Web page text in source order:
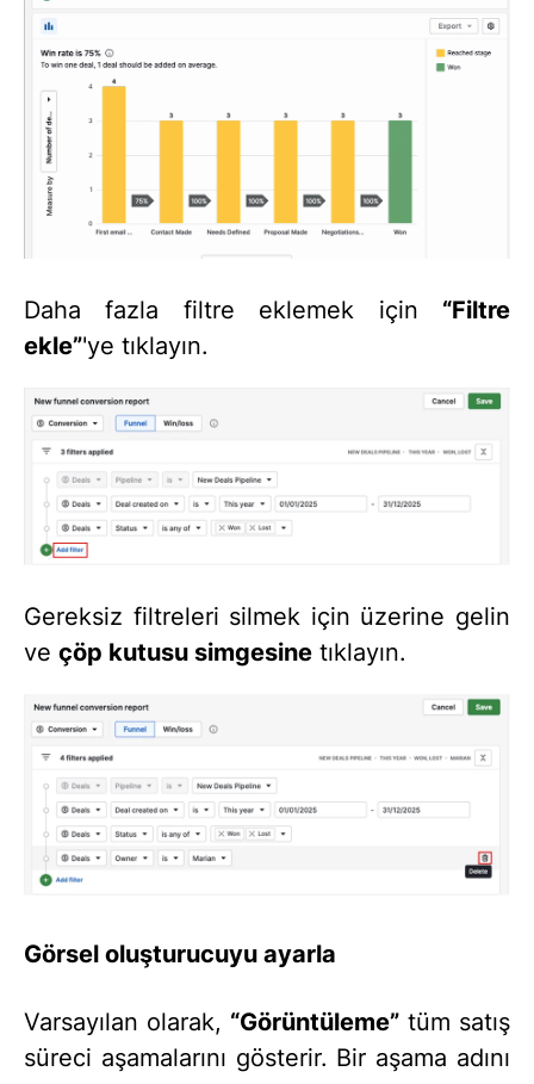
Daha fazla filtre eklemek için “Filtre
ekle”'ye tıklayın.
Gereksiz filtreleri silmek için üzerine gelin
ve çöp kutusu simgesine tıklayın.
Görsel oluşturucuyu ayarla
Varsayılan olarak, “Görüntüleme” tüm satış
süreci aşamalarını gösterir. Bir aşama adını